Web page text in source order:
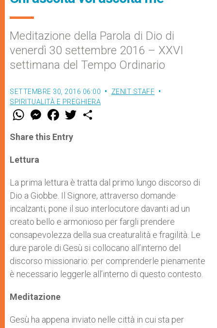
Meditazione della Parola di Dio di
venerdì 30 settembre 2016 – XXVI
settimana del Tempo Ordinario
SETTEMBRE 30, 2016 06:00
ZENIT STAFF
SPIRITUALITÀ E PREGHIERA
W
t
s
p
p
M
e
s
e
F
a
e
b
w
Share this Entry
Lettura
La prima lettura è tratta dal primo lungo discorso di
Dio a Giobbe. Il Signore, attraverso domande
incalzanti, pone il suo interlocutore davanti ad un
creato bello e armonioso per fargli prendere
consapevolezza della sua creaturalità e fragilità. Le
dure parole di Gesù si collocano all’interno del
discorso missionario: per comprenderle pienamente
è necessario leggerle all’interno di questo contesto.
Meditazione
Gesù ha appena inviato nelle città in cui sta per